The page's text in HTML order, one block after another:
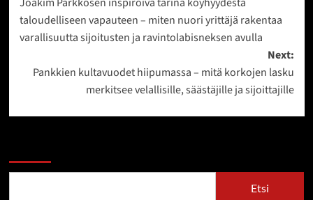
navigation
Joakim Parkkosen inspiroiva tarina köyhyydestä
taloudelliseen vapauteen – miten nuori yrittäjä rakentaa
varallisuutta sijoitusten ja ravintolabisneksen avulla
Next:
Pankkien kultavuodet hiipumassa – mitä korkojen lasku
merkitsee velallisille, säästäjille ja sijoittajille
Etsi